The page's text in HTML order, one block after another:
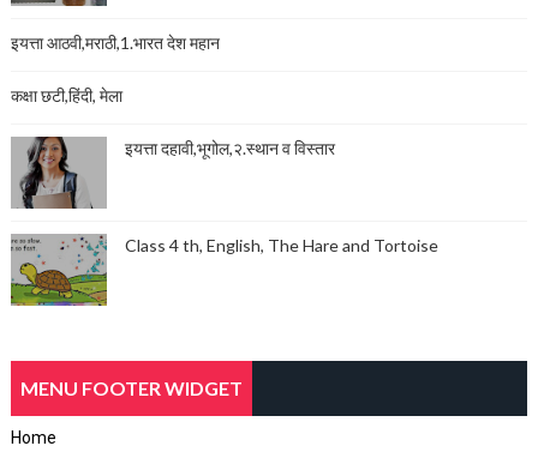
इयत्ता आठवी,मराठी,1.भारत देश महान
कक्षा छटी,हिंदी, मेला
इयत्ता दहावी,भूगोल,२.स्थान व विस्तार
Class 4 th, English, The Hare and Tortoise
MENU FOOTER WIDGET
Home